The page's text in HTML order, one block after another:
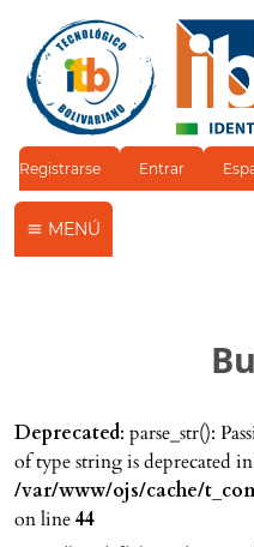
Registrarse Entrar
MENÚ
Deprecated: parse_str():
of type string is deprecated in
/var/www/ojs/cache/
on line44